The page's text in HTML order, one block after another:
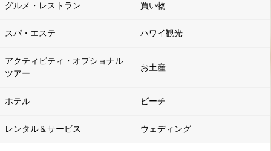
グルメ・レストラン 買い物
スパ・エステ ハワイ観光
アクティビティ・オプショナル
ツアー
お土産
ホテル ビーチ
レンタル＆サービス ウェディング